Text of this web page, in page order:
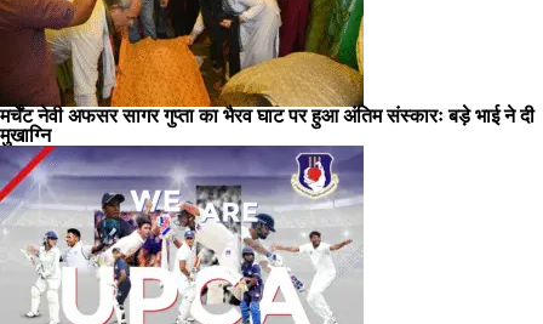
मर्चेंट नेवी अफसर सागर गुप्ता का भैरव घाट पर हुआ अंतिम संस्कारः बड़े भाई ने दी
मुखाग्नि